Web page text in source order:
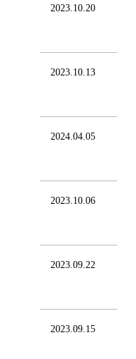
2023.10.20
2023.10.13
2024.04.05
2023.10.06
2023.09.22
2023.09.15